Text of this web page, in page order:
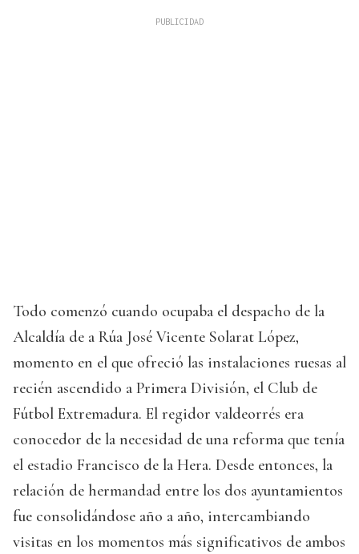
Todo comenzó cuando ocupaba el despacho de la
Alcaldía de a Rúa José Vicente Solarat López,
momento en el que ofreció las instalaciones ruesas al
recién ascendido a Primera División, el Club de
Fútbol Extremadura. El regidor valdeorrés era
conocedor de la necesidad de una reforma que tenía
el estadio Francisco de la Hera. Desde entonces, la
relación de hermandad entre los dos ayuntamientos
fue consolidándose año a año, intercambiando
visitas en los momentos más significativos de ambos